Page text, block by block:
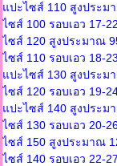
แปะไซส์ 110 สูงประม
ไซส์ 100 รอบเอว 17-
ไซส์ 120 สูงประมาณ
ไซส์ 110 รอบเอว 18-
แปะไซส์ 130 สูงประม
ไซส์ 120 รอบเอว 19-
แปะไซส์ 140 สูงประม
ไซส์ 130 รอบเอว 20-
ไซส์ 150 สูงประมาณ
ไซส์ 140 รอบเอว 22-